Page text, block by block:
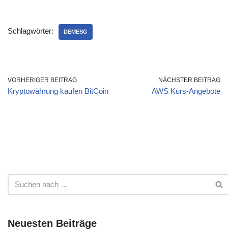
Schlagwörter: DEMESG
VORHERIGER BEITRAG
Kryptowährung kaufen BitCoin
NÄCHSTER BEITRAG
AWS Kurs-Angebote
Neuesten Beiträge